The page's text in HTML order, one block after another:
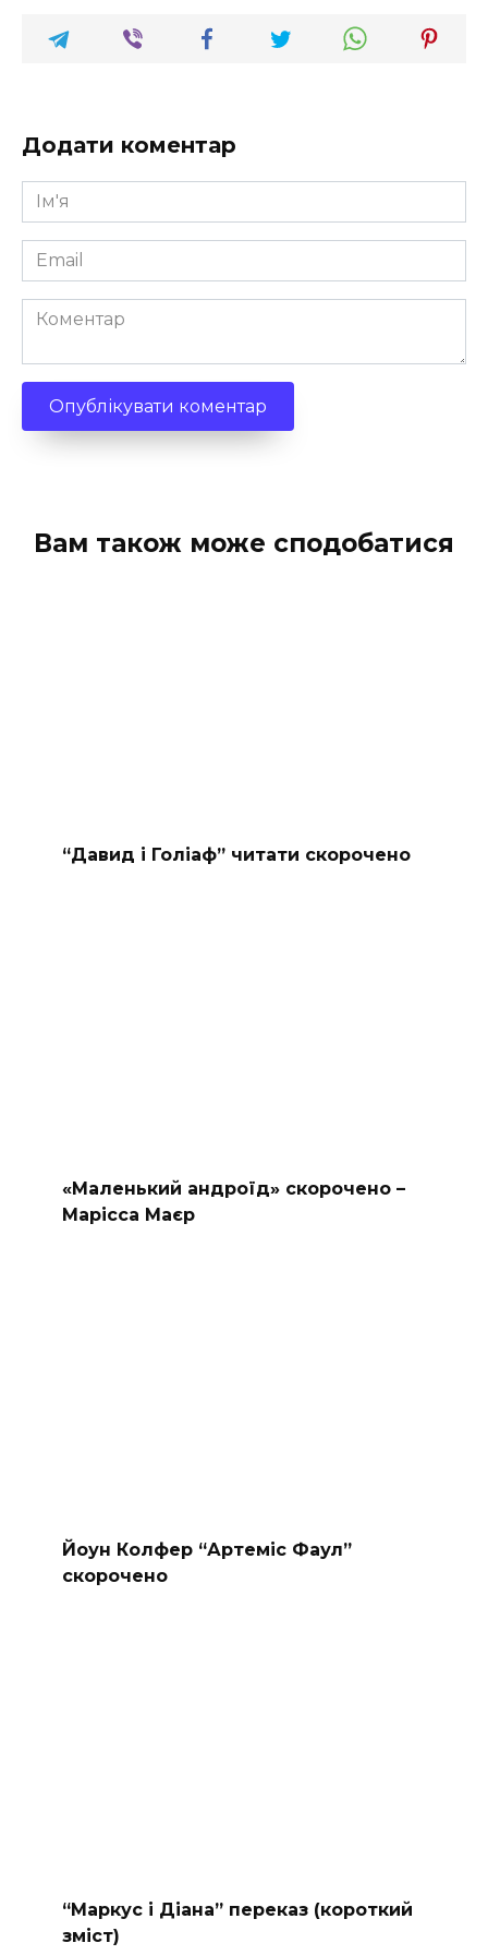
Додати коментар
Ім'я
*
Email
*
Коментар
Вам також може сподобатися
“Давид і Голіаф” читати скорочено
«Маленький андроїд» скорочено –
Марісса Маєр
Йоун Колфер “Артеміс Фаул”
скорочено
“Маркус і Діана” переказ (короткий
зміст)